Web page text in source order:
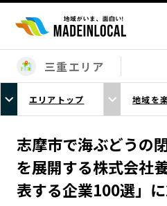
エリアから探す
北海道エリア
岩手エリア
秋田エリア
福島エリア
栃木エリア
三重エリア
エリアトップ 地域を
志摩市で海ぶどうの
を展開する株式会社
表する企業100選」